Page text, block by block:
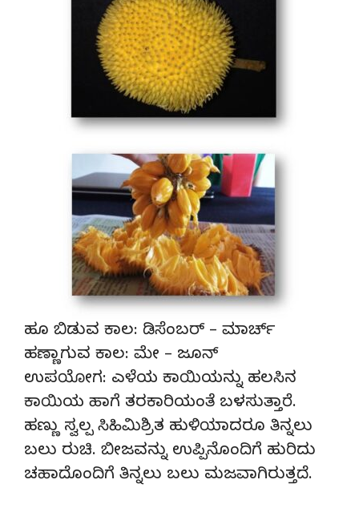
ಹೂ ಬಿಡುವ ಕಾಲ: ಡಿಸೆಂಬರ್ – ಮಾರ್ಚ್
ಹಣ್ಣಾಗುವ ಕಾಲ: ಮೇ – ಜೂನ್
ಉಪಯೋಗ: ಎಳೆಯ ಕಾಯಿಯನ್ನು ಹಲಸಿನ
ಕಾಯಿಯ ಹಾಗೆ ತರಕಾರಿಯಂತೆ ಬಳಸುತ್ತಾರೆ.
ಹಣ್ಣು ಸ್ವಲ್ಪ ಸಿಹಿಮಿಶ್ರಿತ ಹುಳಿಯಾದರೂ ತಿನ್ನಲು
ಬಲು ರುಚಿ. ಬೀಜವನ್ನು ಉಪ್ಪಿನೊಂದಿಗೆ ಹುರಿದು
ಚಹಾದೊಂದಿಗೆ ತಿನ್ನಲು ಬಲು ಮಜವಾಗಿರುತ್ತದೆ.